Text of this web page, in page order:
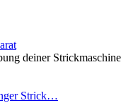
deiner Strickmaschine
Strick…